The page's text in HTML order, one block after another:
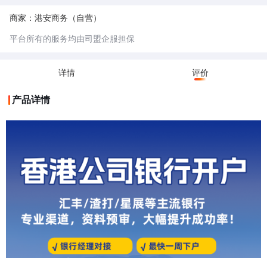
即便公司在香港注册，但离岸账户是指在香港银行开设的、主要用于处理公
司与香港以外地区（境外其他国家或地区）业务往来的账户。比如与海外供
应商、客户进行国际贸易结算等跨境业务时使用，资金主要来源于或流向香
港境外。
商家：港安商务（自营）
平台所有的服务均由司盟企服担保
详情 评价
产品详情